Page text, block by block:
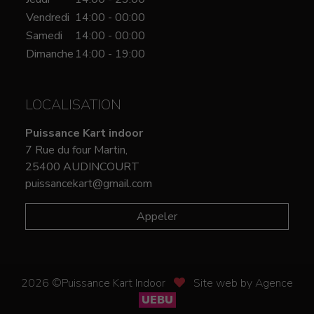
Vendredi 14:00 - 00:00
Samedi
14:00 - 00:00
Dimanche 14:00 - 19:00
LOCALISATION
Puissance Kart indoor
7 Rue du four Martin,
25400 AUDINCOURT
puissancekart@gmail.com
Appeler
2026 ©Puissance Kart Indoor
Site web by Agence
UEBU